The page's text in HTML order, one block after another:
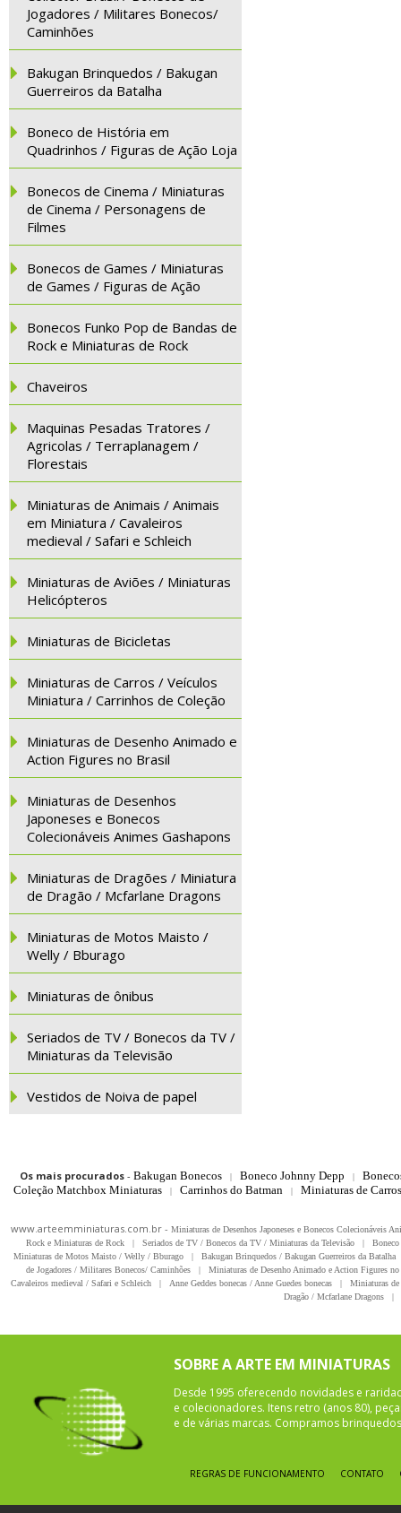
Jogadores / Militares Bonecos/
Caminhões
Bakugan Brinquedos / Bakugan
Guerreiros da Batalha
Boneco de História em
Quadrinhos / Figuras de Ação Loja
Bonecos de Cinema / Miniaturas
de Cinema / Personagens de
Filmes
Bonecos de Games / Miniaturas
de Games / Figuras de Ação
Bonecos Funko Pop de Bandas de
Rock e Miniaturas de Rock
Chaveiros
Maquinas Pesadas Tratores /
Agricolas / Terraplanagem /
Florestais
Miniaturas de Animais / Animais
em Miniatura / Cavaleiros
medieval / Safari e Schleich
Miniaturas de Aviões / Miniaturas
Helicópteros
Miniaturas de Bicicletas
Miniaturas de Carros / Veículos
Miniatura / Carrinhos de Coleção
Miniaturas de Desenho Animado e
Action Figures no Brasil
Miniaturas de Desenhos
Japoneses e Bonecos
Colecionáveis Animes Gashapons
Miniaturas de Dragões / Miniatura
de Dragão / Mcfarlane Dragons
Miniaturas de Motos Maisto /
Welly / Bburago
Miniaturas de ônibus
Seriados de TV / Bonecos da TV /
Miniaturas da Televisão
Vestidos de Noiva de papel
Os mais procurados- Bakugan Bonecos | Boneco Johnny Depp |
Coleção Matchbox Miniaturas
| Carrinhos do Batman | Miniaturas de
www.arteemminiaturas.com.br - Miniaturas de Desenhos Japoneses e Bonecos Colecionáveis
Rock e Miniaturas de Rock
| Seriados de TV / Bonecos da TV / Miniaturas da Televisão |
Miniaturas de Motos Maisto / Welly / Bburago
| Bakugan Brinquedos / Bakugan Guerreiros da Batalha
de Jogadores / Militares Bonecos/ Caminhões
|
Miniaturas de Desenho Animado e Action Figures
Cavaleiros medieval / Safari e Schleich
| Anne Geddes bonecas / Anne Guedes bonecas |
Miniaturas
Dragão / Mcfarlane Dragons
|
SOBRE A ARTE EM MINIATURAS
Desde 1995 oferecendo novidades e
e colecionadores. Itens retro (anos 80),
e de várias marcas. Compramos
REGRAS DE FUNCIONAMENTO CONTATO